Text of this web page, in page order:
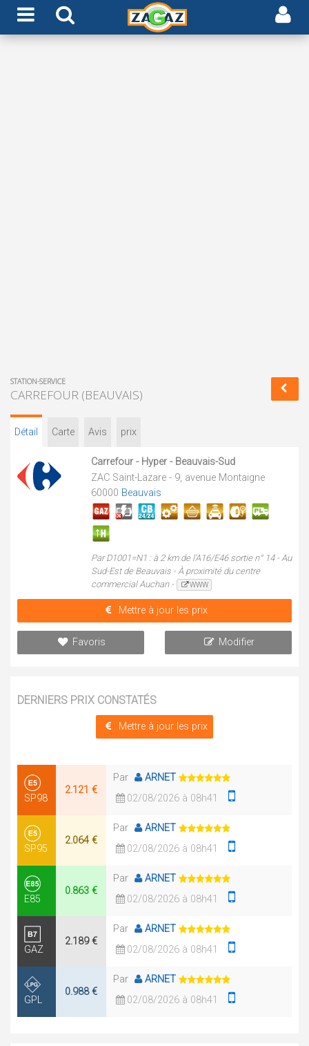
STATION-SERVICE
CARREFOUR (BEAUVAIS)
Détail Carte Avis prix
Carrefour - Hyper - Beauvais-Sud
ZAC Saint-Lazare - 9, avenue Montaigne
60000 Beauvais
Par D1001=N1 : à 2 km de l'A16/E46 sortie n° 14 - Au
Sud-Est de Beauvais - À proximité du centre
commercial Auchan -
WWW
Mettre à jour les prix
Favoris Modifier
DERNIERS PRIX CONSTATÉS
Mettre à jour les prix
SP98
2.121 €
Par
ARNET
02/08/2026 à 08h41
SP95
2.064 €
Par
ARNET
02/08/2026 à 08h41
E85
0.863 €
Par
ARNET
02/08/2026 à 08h41
GAZ
2.189 €
Par
ARNET
02/08/2026 à 08h41
GPL
0.988 €
Par
ARNET
02/08/2026 à 08h41